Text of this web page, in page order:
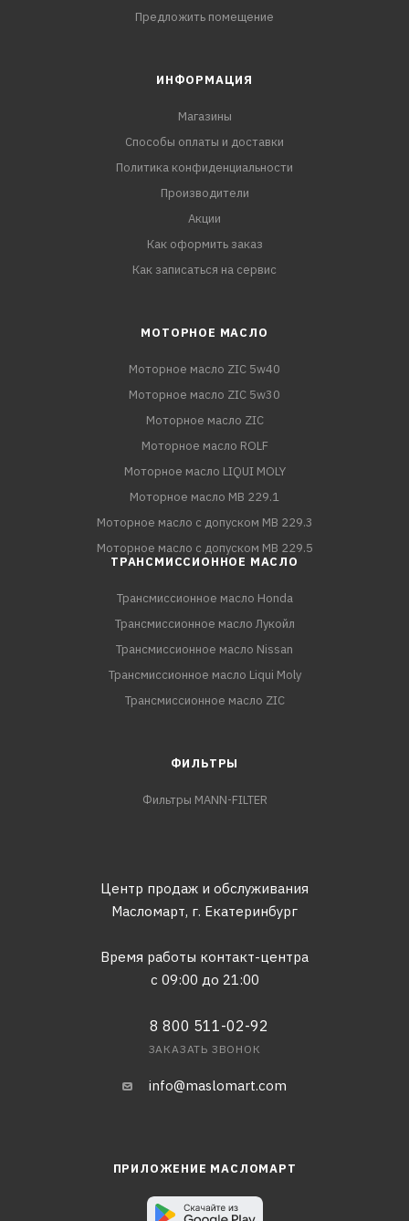
Предложить помещение
ИНФОРМАЦИЯ
Магазины
Способы оплаты и доставки
Политика конфиденциальности
Производители
Акции
Как оформить заказ
Как записаться на сервис
МОТОРНОЕ МАСЛО
Моторное масло ZIC 5w40
Моторное масло ZIC 5w30
Моторное масло ZIC
Моторное масло ROLF
Моторное масло LIQUI MOLY
Моторное масло MB 229.1
Моторное масло с допуском MB 229.3
Моторное масло с допуском MB 229.5
ТРАНСМИССИОННОЕ МАСЛО
Трансмиссионное масло Honda
Трансмиссионное масло Лукойл
Трансмиссионное масло Nissan
Трансмиссионное масло Liqui Moly
Трансмиссионное масло ZIC
ФИЛЬТРЫ
Фильтры MANN-FILTER
Центр продаж и обслуживания
Масломарт, г. Екатеринбург
Время работы контакт-центра
с 09:00 до 21:00
8 800 511-02-92
ЗАКАЗАТЬ ЗВОНОК
info@maslomart.com
ПРИЛОЖЕНИЕ МАСЛОМАРТ